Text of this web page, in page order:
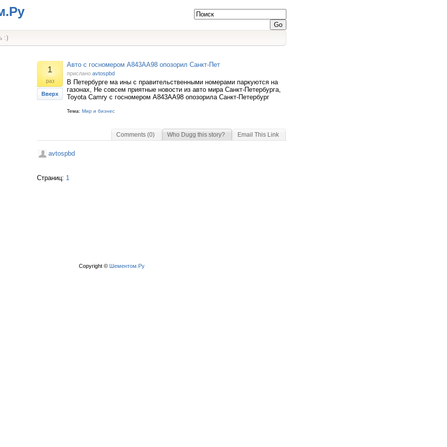
:)
1
раз
Вверх
Авто с госномером А843АА98 опозорил Санкт-Пет
прислано avtospbd
В Петербурге ма ины с правительственными номерами паркуются на
газонах, Не совсем приятные новости из авто мира Санкт-Петербурга,
Toyota Camry с госномером А843АА98 опозорила Санкт-Петербург
Тема: Мир и бизнес
Comments (0) Who Dugg this story? Email This Link
avtospbd
Страниц: 1
Copyright © Шементом.Ру